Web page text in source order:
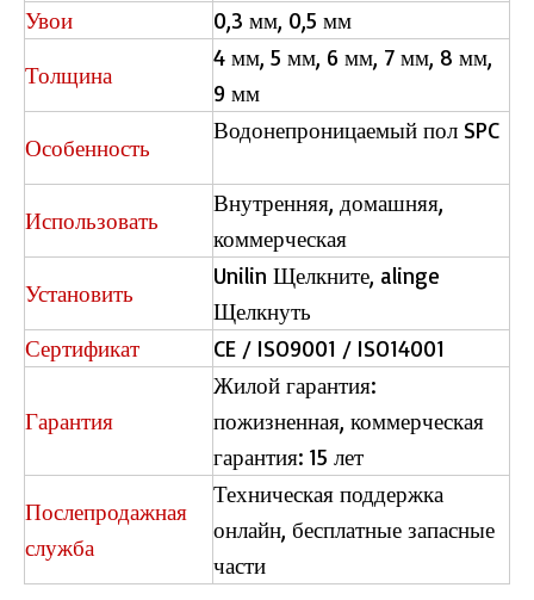
Увои
0,3 мм, 0,5 мм
Толщина
4 мм, 5 мм, 6 мм, 7 мм, 8 мм,
9 мм
Особенность
Водонепроницаемый пол SPC
Использовать
Внутренняя, домашняя,
коммерческая
Установить
Unilin Щелкните, alinge
Щелкнуть
Сертификат
CE / ISO9001 / ISO14001
Гарантия
Жилой гарантия:
пожизненная, коммерческая
гарантия: 15 лет
Послепродажная
служба
Техническая поддержка
онлайн, бесплатные запасные
части